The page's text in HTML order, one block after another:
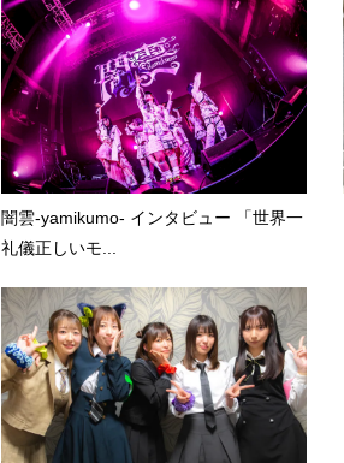
闇雲-yamikumo- インタビュー 「世界一
礼儀正しいモ...